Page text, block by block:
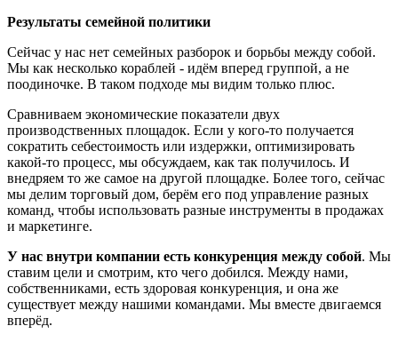
Результаты семейной политики
Сейчас у нас нет семейных разборок и борьбы между собой.
Мы как несколько кораблей - идём вперед группой, а не
поодиночке. В таком подходе мы видим только плюс.
Сравниваем экономические показатели двух
производственных площадок. Если у кого-то получается
сократить себестоимость или издержки, оптимизировать
какой-то процесс, мы обсуждаем, как так получилось. И
внедряем то же самое на другой площадке. Более того, сейчас
мы делим торговый дом, берём его под управление разных
команд, чтобы использовать разные инструменты в продажах
и маркетинге.
У нас внутри компании есть конкуренция между собой. Мы
ставим цели и смотрим, кто чего добился. Между нами,
собственниками, есть здоровая конкуренция, и она же
существует между нашими командами. Мы вместе двигаемся
вперёд.